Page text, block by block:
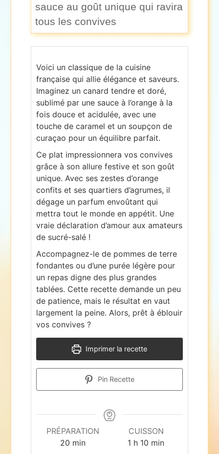
sauce au goût unique qui ravira
tous les convives
Voici un classique de la cuisine
française qui allie élégance et saveurs.
Imaginez un canard tendre et doré,
sublimé par une sauce à l’orange à la
fois douce et acidulée, avec une
touche de caramel et un soupçon de
curaçao pour un équilibre parfait.
Ce plat impressionnera vos convives
grâce à son allure festive et son goût
unique. Avec ses zestes d’orange
confits et ses quartiers d’agrumes, il
dégage un parfum envoûtant qui
mettra tout le monde en appétit. Une
vraie déclaration d’amour aux amateurs
de sucré-salé !
Accompagnez-le de pommes de terre
fondantes ou d’une purée légère pour
un repas digne des plus grandes
tablées. Cette recette demande un peu
de patience, mais le résultat en vaut
largement la peine. Alors, prêt à éblouir
vos convives ?
Imprimer la recette
Pin Recette
PRÉPARATION
20 minutes
min
CUISSON
1 heure
h 10 minutes
min